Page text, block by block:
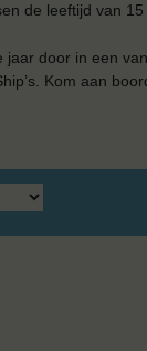
de leeftijd van
jaar door in een
Kom aan